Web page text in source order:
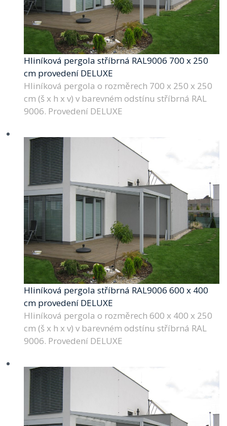
Hliníková pergola stříbrná RAL9006 700 x 250
cm provedení DELUXE
Hliníková pergola o rozměrech 700 x 250 x 250
cm (š x h x v) v barevném odstínu stříbrná RAL
9006. Provedení DELUXE
Hliníková pergola stříbrná RAL9006 600 x 400
cm provedení DELUXE
Hliníková pergola o rozměrech 600 x 400 x 250
cm (š x h x v) v barevném odstínu stříbrná RAL
9006. Provedení DELUXE